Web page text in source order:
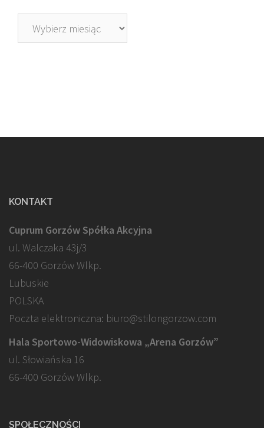
Archiwa
KONTAKT
Cuprum Gorzów Spółka Akcyjna
ul. Walczaka 43j/3
66-400 Gorzów Wlkp.
Lubuskie
POLSKA
Poczta elektroniczna: biuro@stilongorzow.com
Hala Sportowo-Widowiskowa „Arena Gorzów”
ul. Słowiańska 16
66-400 Gorzów Wlkp.
SPOŁECZNOŚCI